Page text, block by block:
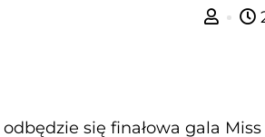
się finałowa gala